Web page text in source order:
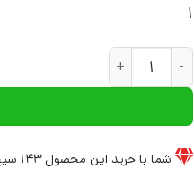
1
کتاب تاتی‌ تاتی | انتشارات
شما با خرید این محصول143